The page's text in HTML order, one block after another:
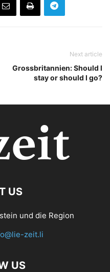
Next article
Grossbritannien: Should I
stay or should I go?
US
und die Region
zeit.li
US